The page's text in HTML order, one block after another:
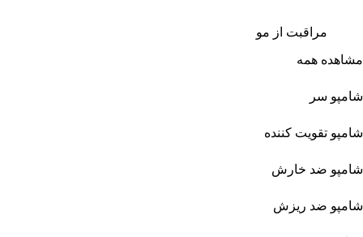
مراقبت از مو
مشاهده همه
شامپو سر
شامپو تقویت کننده
شامپو ضد خارش
شامپو ضد ریزش